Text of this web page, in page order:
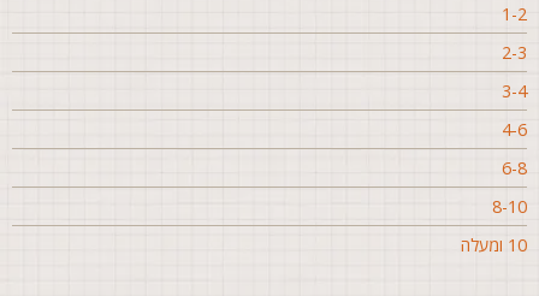
1-
2-
3-
4-
6-
8-